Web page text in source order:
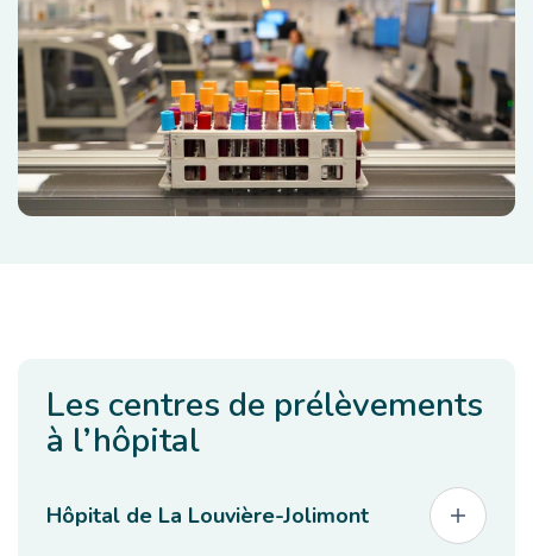
Les centres de prélèvements
à l’hôpital
Hôpital de La Louvière-Jolimont